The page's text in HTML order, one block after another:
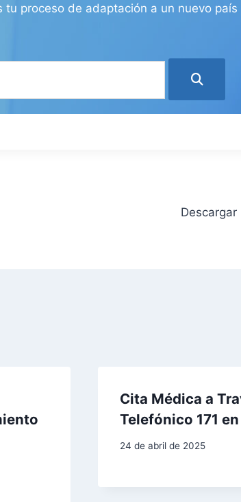
proceso de adaptación a un nuevo país
Cita Médica a
Telefónico 171
24 de abril de 2025